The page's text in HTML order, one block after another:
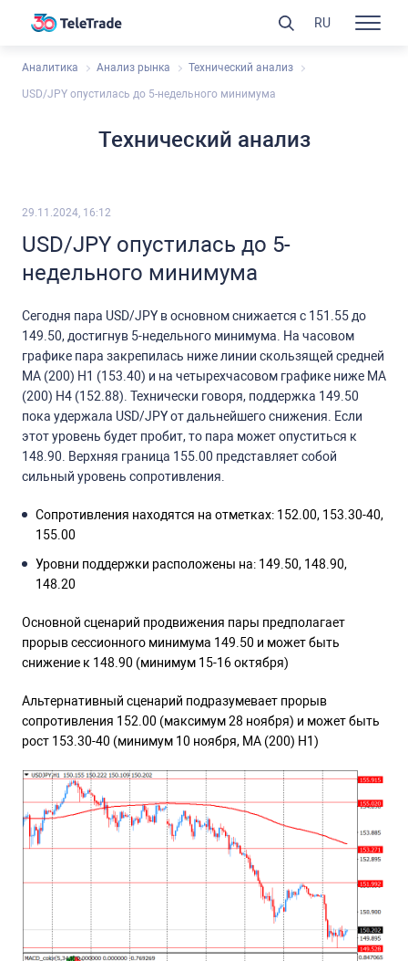
Аналитика Анализ рынка Технический анализ
USD/JPY опустилась до 5-недельного минимума
Технический анализ
29.11.2024, 16:12
USD/JPY опустилась до 5-
недельного минимума
Сегодня пара USD/JPY в основном снижается с 151.55 до
149.50, достигнув 5-недельного минимума. На часовом
графике пара закрепилась ниже линии скользящей средней
МА (200) Н1 (153.40) и на четырехчасовом графике ниже МА
(200) Н4 (152.88). Технически говоря, поддержка 149.50
пока удержала USD/JPY от дальнейшего снижения. Если
этот уровень будет пробит, то пара может опуститься к
148.90. Верхняя граница 155.00 представляет собой
сильный уровень сопротивления.
Сопротивления находятся на отметках: 152.00, 153.30-40,
155.00
Уровни поддержки расположены на: 149.50, 148.90,
148.20
Основной сценарий продвижения пары предполагает
прорыв сессионного минимума 149.50 и может быть
снижение к 148.90 (минимум 15-16 октября)
Альтернативный сценарий подразумевает прорыв
сопротивления 152.00 (максимум 28 ноября) и может быть
рост 153.30-40 (минимум 10 ноября, МА (200) Н1)
RU